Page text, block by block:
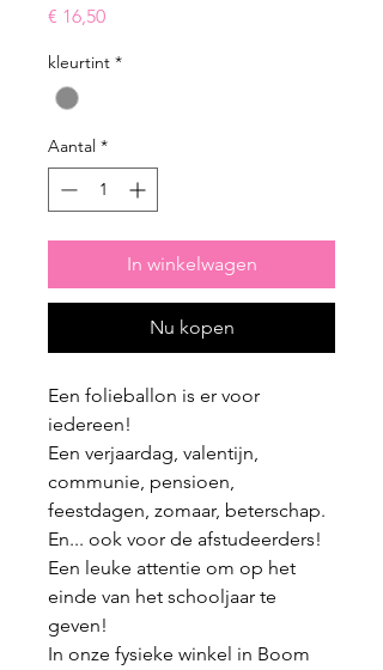
€ 16,50Prijs
kleurtint *
Aantal *
In winkelwagen
Nu kopen
Een folieballon is er voor
iedereen!
Een verjaardag, valentijn,
communie, pensioen,
feestdagen, zomaar, beterschap.
En... ook voor de afstudeerders!
Een leuke attentie om op het
einde van het schooljaar te
geven!
In onze fysieke winkel in Boom